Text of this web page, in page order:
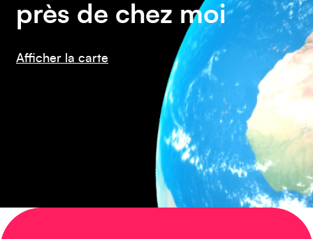
près de chez moi
Afficher la carte